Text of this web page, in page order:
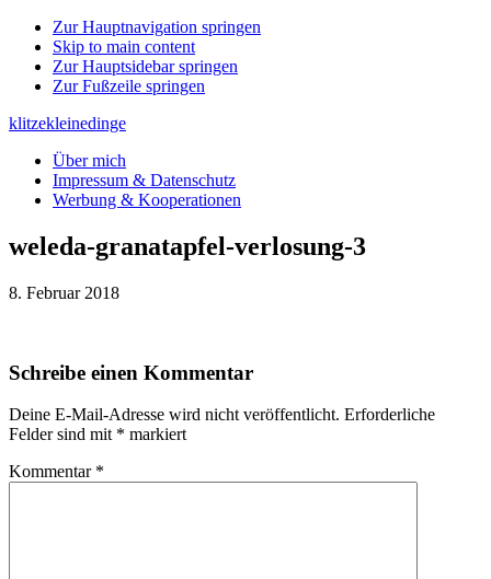
Zur Hauptnavigation springen
Skip to main content
Zur Hauptsidebar springen
Zur Fußzeile springen
klitzekleinedinge
Über mich
Impressum & Datenschutz
Werbung & Kooperationen
weleda-granatapfel-verlosung-3
8. Februar 2018
Leser-
Schreibe einen Kommentar
Deine E-Mail-Adresse wird nicht veröffentlicht. Erforderliche
Felder sind mit * markiert
Kommentar *